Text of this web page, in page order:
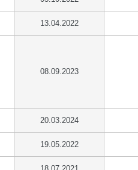
13.04.2022
08.09.2023
20.03.2024
19.05.2022